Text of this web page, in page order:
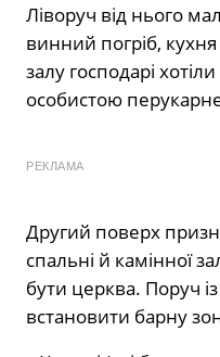
Ліворуч від нього
винний погріб,
залу господарі
особистою
РЕКЛАМА
Другий поверх
спальні й камінної
бути церква. Поруч
встановити барну